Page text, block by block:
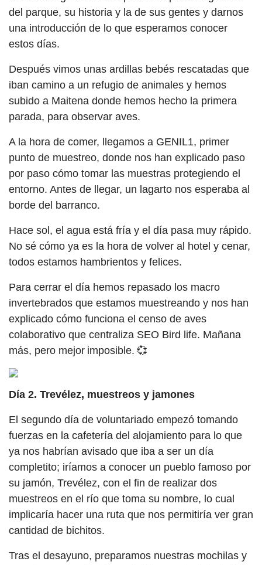
del parque, su historia y la de sus gentes y darnos
una introducción de lo que esperamos conocer
estos días.
Después vimos unas ardillas bebés rescatadas que
iban camino a un refugio de animales y hemos
subido a Maitena donde hemos hecho la primera
parada, para observar aves.
A la hora de comer, llegamos a GENIL1, primer
punto de muestreo, donde nos han explicado paso
por paso cómo tomar las muestras protegiendo el
entorno. Antes de llegar, un lagarto nos esperaba al
borde del barranco.
Hace sol, el agua está fría y el día pasa muy rápido.
No sé cómo ya es la hora de volver al hotel y cenar,
todos estamos hambrientos y felices.
Para cerrar el día hemos repasado los macro
invertebrados que estamos muestreando y nos han
explicado cómo funciona el censo de aves
colaborativo que centraliza SEO Bird life. Mañana
más, pero mejor imposible. 💞
Día 2. Trevélez, muestreos y jamones
El segundo día de voluntariado empezó tomando
fuerzas en la cafetería del alojamiento para lo que
ya nos habrían avisado que iba a ser un día
completito; iríamos a conocer un pueblo famoso por
su jamón, Trevélez, con el fin de realizar dos
muestreos en el río que toma su nombre, lo cual
implicaría hacer una ruta que nos permitiría ver gran
cantidad de bichitos.
Tras el desayuno, preparamos nuestras mochilas y